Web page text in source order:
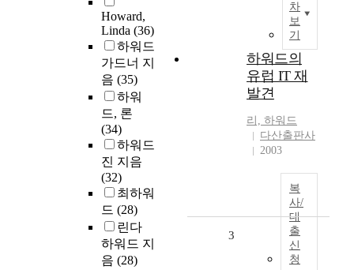
Howard,
Linda (36)
하워드
가드너 지
음 (35)
하워
드, 론
(34)
하워드
진 지음
(32)
최하워
드 (28)
린다
하워드 지
음 (28)
차
보
기
하워드의
유럽 IT 재
발견
리, 하워드
다산출판사
2003
복
사/
대
출
신
청
3